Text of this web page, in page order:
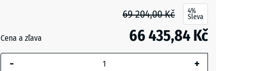
69 204,00 Kč 4%
Sleva
Cena a zľava 66 435,84 Kč
- +